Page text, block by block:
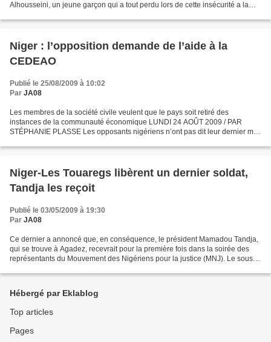
Alhousseini, un jeune garçon qui a tout perdu lors de cette insécurité a la
Niger : l’opposition demande de l’aide à la
CEDEAO
Publié le 25/08/2009 à 10:02
Par JA08
Les membres de la société civile veulent que le pays soit retiré des
instances de la communauté économique LUNDI 24 AOÛT 2009 / PAR
STÉPHANIE PLASSE Les opposants nigériens n’ont pas dit leur dernier mot.
Niger-Les Touaregs libèrent un dernier soldat,
Tandja les reçoit
Publié le 03/05/2009 à 19:30
Par JA08
Ce dernier a annoncé que, en conséquence, le président Mamadou Tandja,
qui se trouve à Agadez, recevrait pour la première fois dans la soirée des
représentants du Mouvement des Nigériens pour la justice (MNJ). Le sous-
Hébergé par Eklablog
Top articles
Pages